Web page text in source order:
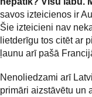
savos izteicienos ir
Šie izteicieni nav
lietderīgu tos citēt ar
ļaunu arī pašā
Nenoliedzami arī
primāri aizstāvētu un